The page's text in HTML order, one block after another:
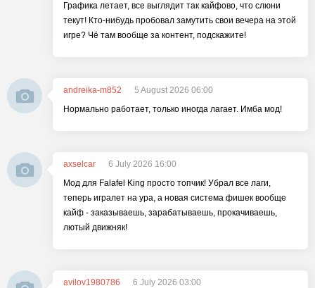
Графика летает, все выглядит так кайфово, что слюни
текут! Кто-нибудь пробовал замутить свои вечера на этой
игре? Чё там вообще за контент, подскажите!
andreika-m852
5 August 2026 06:00
Нормально работает, только иногда лагает. Имба мод!
axselcar
6 July 2026 16:00
Мод для Falafel King просто топчик! Убрал все лаги,
теперь игралет на ура, а новая система фишек вообще
кайф - заказываешь, зарабатываешь, прокачиваешь,
лютый движняк!
avilov1980786
6 July 2026 03:00